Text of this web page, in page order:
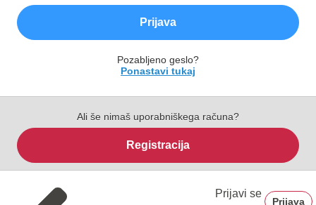
Prijava
Pozabljeno geslo?
Ponastavi tukaj
Ali še nimaš uporabniškega računa?
Registracija
Prijavi se
Prijava